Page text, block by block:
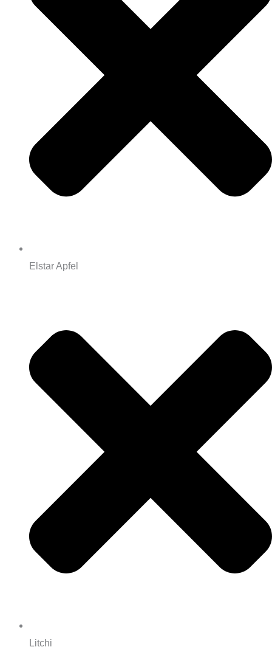
Elstar Apfel
Litchi